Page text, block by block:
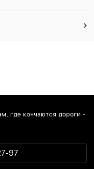
где кончаются дороги -
97